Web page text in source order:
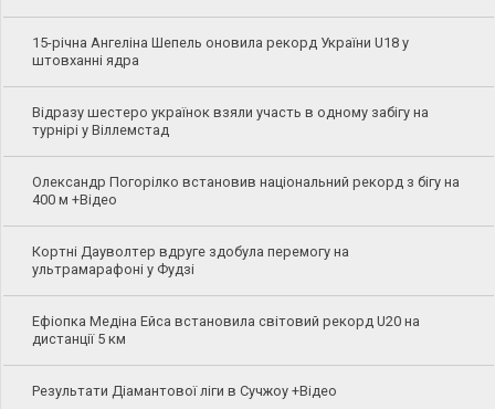
15-річна Ангеліна Шепель оновила рекорд України U18 у
штовханні ядра
Відразу шестеро українок взяли участь в одному забігу на
турнірі у Віллемстад
Олександр Погорілко встановив національний рекорд з бігу на
400 м +Відео
Кортні Дауволтер вдруге здобула перемогу на
ультрамарафоні у Фудзі
Ефіопка Медіна Ейса встановила світовий рекорд U20 на
дистанції 5 км
Результати Діамантової ліги в Сучжоу +Відео